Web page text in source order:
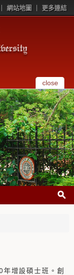
網站地圖 更多連結
close
增設碩士班。創